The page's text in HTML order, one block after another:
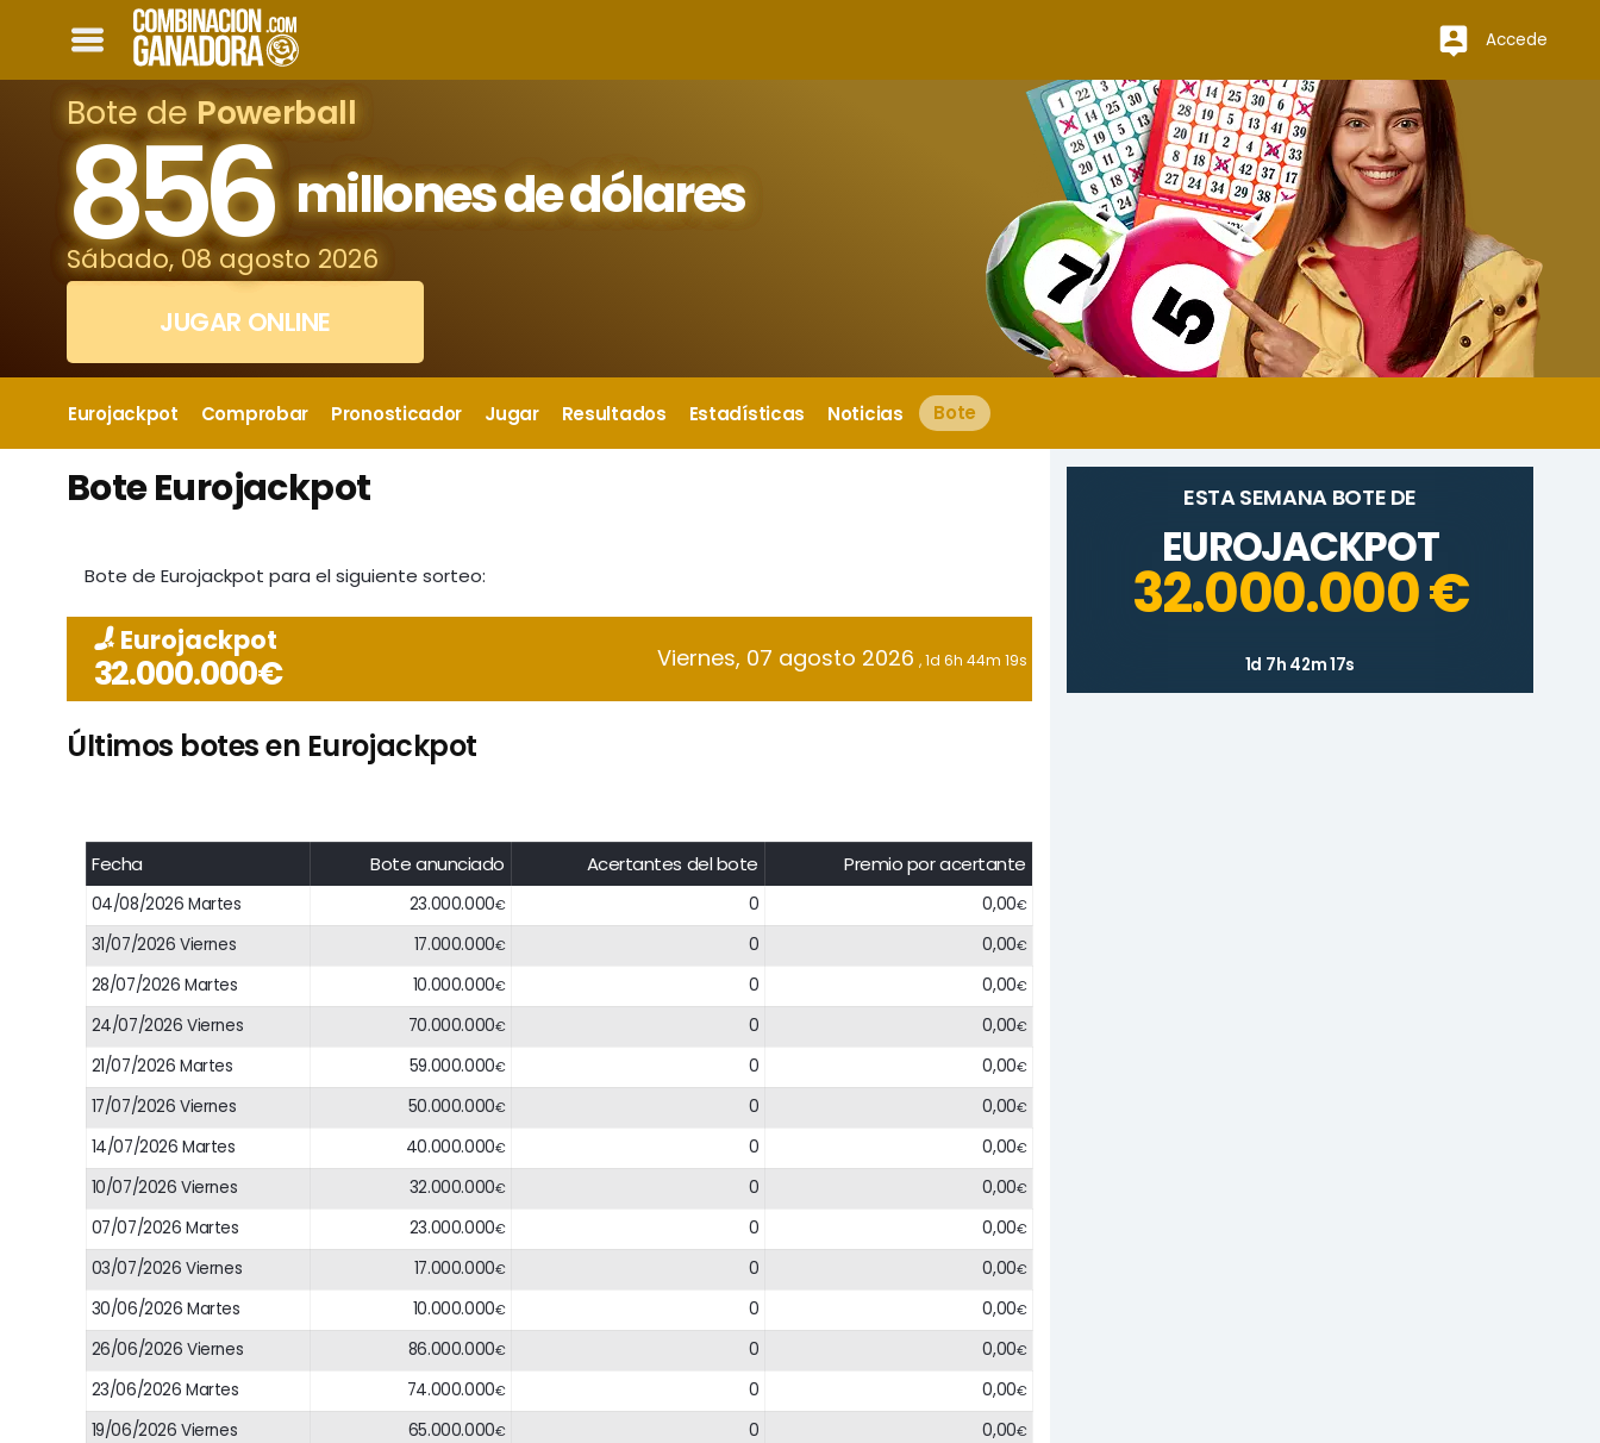
Accede
Bote de Powerball
856 millones de dólares
Sábado, 08 agosto 2026
JUGAR ONLINE
Eurojackpot Comprobar Pronosticador Jugar Resultados Estadísticas Noticias Bote
Bote Eurojackpot
Bote de Eurojackpot para el siguiente sorteo:
Eurojackpot
32.000.000€ Viernes, 07 agosto 2026 , 1d 6h 44m 19s
Últimos botes en Eurojackpot
Fecha Bote anunciado Acertantes del bote Premio por acertante
04/08/2026 Martes 23.000.000€ 0 0,00€
31/07/2026 Viernes 17.000.000€ 0 0,00€
28/07/2026 Martes 10.000.000€ 0 0,00€
24/07/2026 Viernes 70.000.000€ 0 0,00€
21/07/2026 Martes 59.000.000€ 0 0,00€
17/07/2026 Viernes 50.000.000€ 0 0,00€
14/07/2026 Martes 40.000.000€ 0 0,00€
10/07/2026 Viernes 32.000.000€ 0 0,00€
07/07/2026 Martes 23.000.000€ 0 0,00€
03/07/2026 Viernes 17.000.000€ 0 0,00€
30/06/2026 Martes 10.000.000€ 0 0,00€
26/06/2026 Viernes 86.000.000€ 0 0,00€
23/06/2026 Martes 74.000.000€ 0 0,00€
19/06/2026 Viernes 65.000.000€ 0 0,00€
ESTA SEMANA BOTE DE
EUROJACKPOT
32.000.000 €
1d 7h 42m 17s